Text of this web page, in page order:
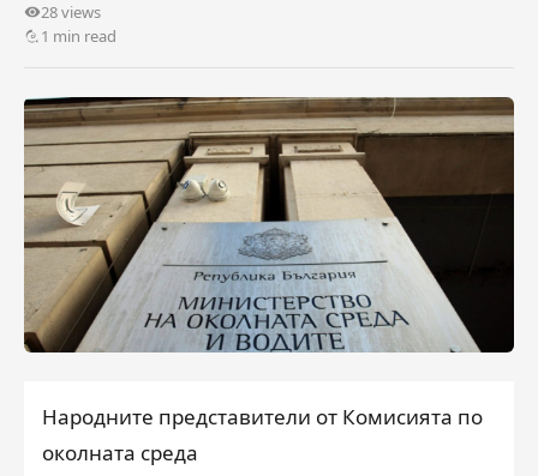
28 views
1 min read
Народните представители от Комисията по
околната среда